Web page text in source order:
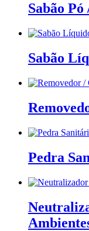
Sabão
Sabão
Pedra